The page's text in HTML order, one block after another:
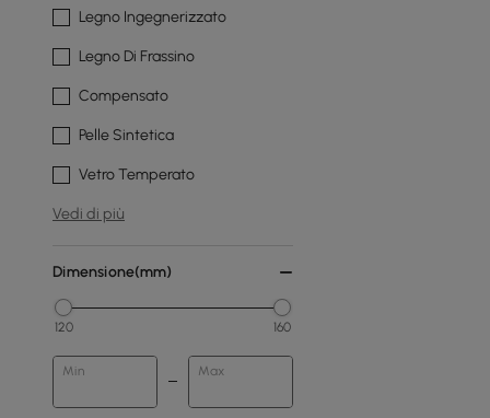
Legno Ingegnerizzato
Legno Di Frassino
Compensato
Pelle Sintetica
Vetro Temperato
Vedi di più
Dimensione(mm)
120 160
Min Max